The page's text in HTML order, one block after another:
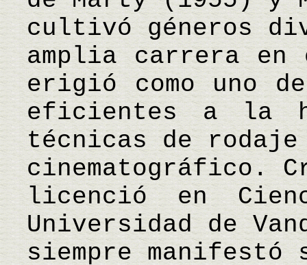
cultivó géneros
amplia carrera
erigió como uno
eficientes a la
técnicas de
cinematográfico.
licenció en
Universidad de
siempre manifestó